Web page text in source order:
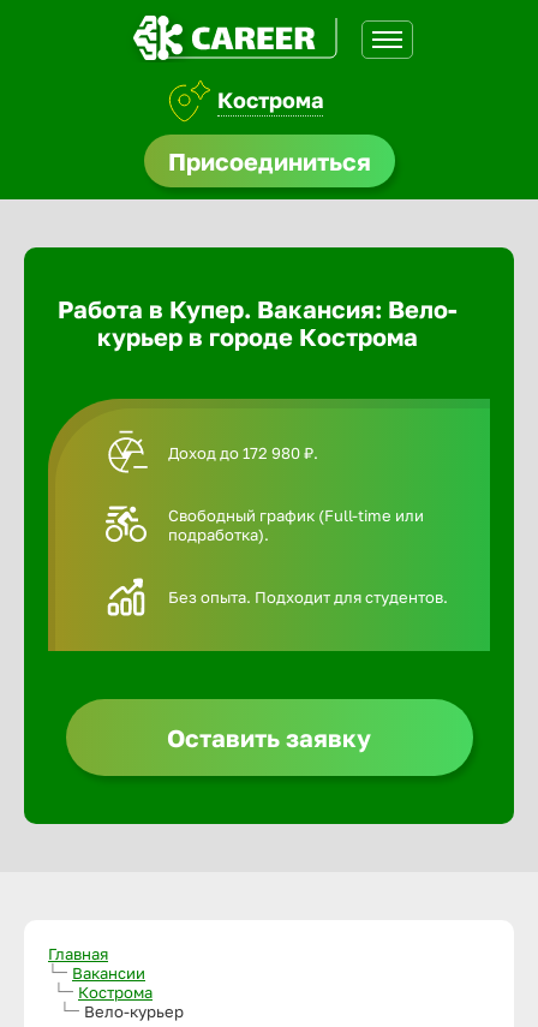
Кострома
Присоединиться
Абакан
Анадырь
Работа в Купер. Вакансия: Вело-
курьер в городе Кострома
Доход до 172 980 ₽.
Свободный график (Full-time или
подработка).
Без опыта. Подходит для студентов.
Оставить заявку
Главная
Вакансии
Кострома
Вело-курьер